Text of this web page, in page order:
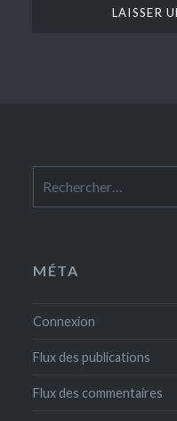
MÉTA
Connexion
Flux des publications
Flux des commentaires